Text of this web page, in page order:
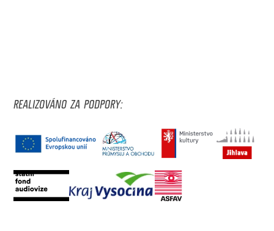
REALIZOVÁNO ZA PODPORY: